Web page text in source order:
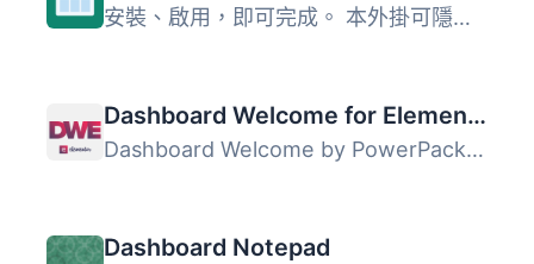
安裝、啟用，即可完成。 本外掛可隱藏 WordPress 工具列（管...
Dashboard Welcome for Elementor
Dashboard Welcome by PowerPack Elements（由 PowerPack Ele...
Dashboard Notepad